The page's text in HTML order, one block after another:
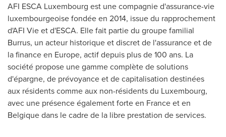
AFI ESCA Luxembourg est une compagnie d'assurance-vie
luxembourgeoise fondée en 2014, issue du rapprochement
d'AFI Vie et d'ESCA. Elle fait partie du groupe familial
Burrus, un acteur historique et discret de l'assurance et de
la finance en Europe, actif depuis plus de 100 ans. La
société propose une gamme complète de solutions
d'épargne, de prévoyance et de capitalisation destinées
aux résidents comme aux non-résidents du Luxembourg,
avec une présence également forte en Franceet en
Belgique dans le cadre de la libre prestation de services.